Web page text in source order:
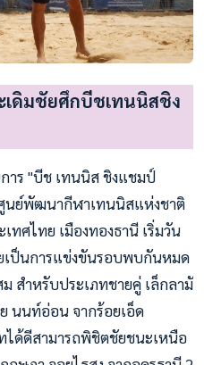
เดิมชัยศึกบีชเทนนิสชิง
าร "บีช เทนนิส ชิงแชมป์
นย์พัฒนากีฬาเทนนิสแห่งชาติ
ศไทย เมืองทองธานี เริ่มวัน
เป็นการแข่งขันรอบพบกันหมด
สำหรับประเภทชายคู่ เล็กลามั
นนท์อ่อน จากร้อยเอ็ด
ได้ดีสามารถพิชิตชัยชนะเหนือ